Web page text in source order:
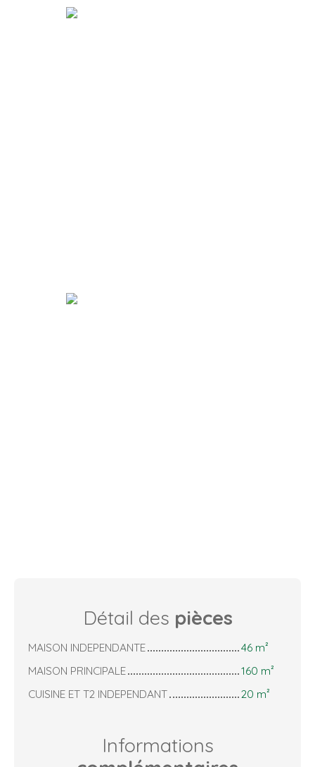
Détail des pièces
MAISON INDEPENDANTE
46 m²
MAISON PRINCIPALE
160 m²
CUISINE ET T2 INDEPENDANT
20 m²
Informations